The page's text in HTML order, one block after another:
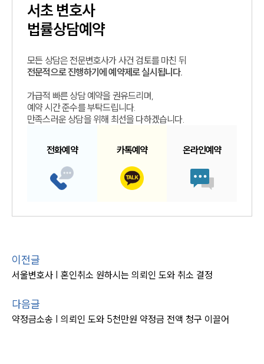
서초 변호사
법률상담예약
모든 상담은 전문변호사가 사건 검토를 마친 뒤
전문적으로 진행하기에 예약제로 실시됩니다.
가급적 빠른 상담 예약을 권유드리며,
예약 시간 준수를 부탁드립니다.
만족스러운 상담을 위해 최선을 다하겠습니다.
전화예약 카톡예약 온라인예약
이전글
서울변호사 | 혼인취소 원하시는 의뢰인 도와 취소 결정
다음글
약정금소송 | 의뢰인 도와 5천만원 약정금 전액 청구 이끌어